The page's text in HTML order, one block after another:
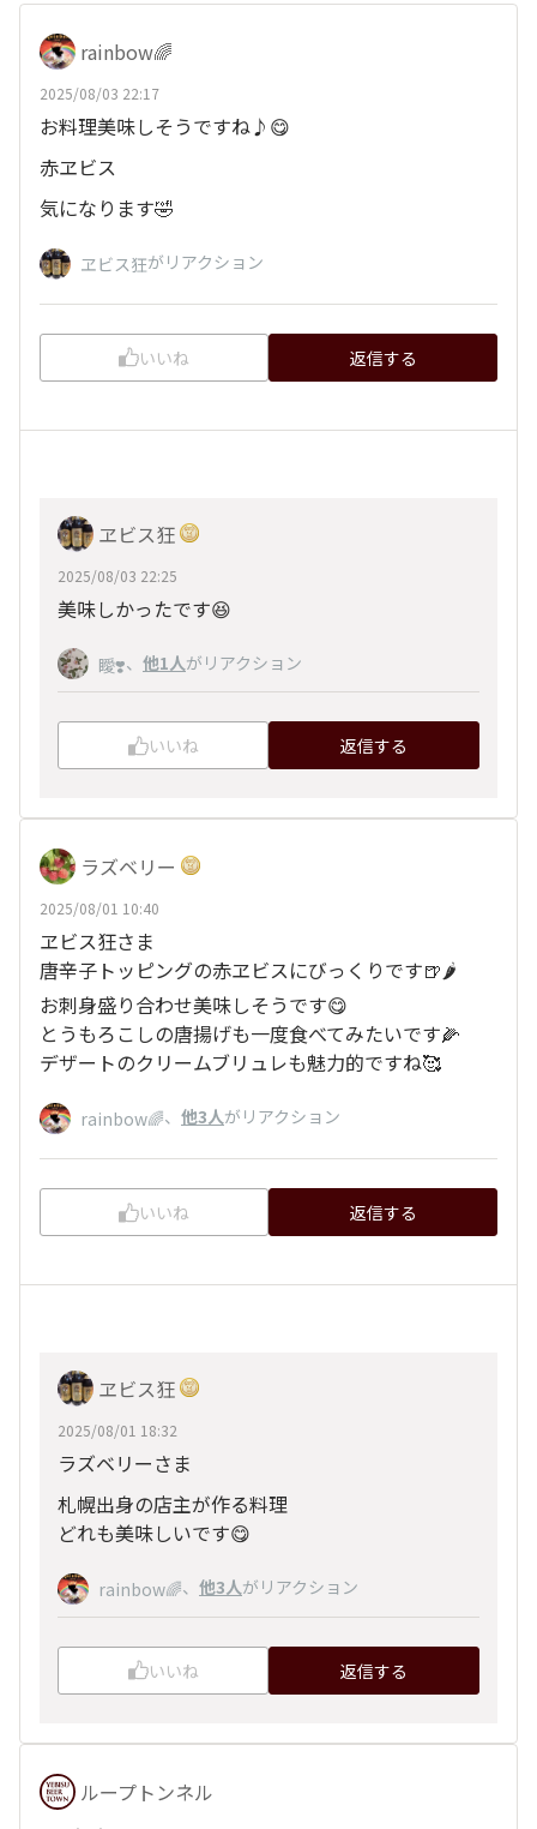
rainbow🌈
2025/08/03 22:17
お料理美味しそうですね♪😋
赤ヱビス
気になります🤣
ヱビス狂がリアクション
いいね 返信する
ヱビス狂
2025/08/03 22:25
美味しかったです😆
瞹❣️、 他1人がリアクション
いいね 返信する
ラズベリー
2025/08/01 10:40
ヱビス狂さま
唐辛子トッピングの赤ヱビスにびっくりです🍺🌶️
お刺身盛り合わせ美味しそうです😋
とうもろこしの唐揚げも一度食べてみたいです🌽
デザートのクリームブリュレも魅力的ですね🥰
rainbow🌈、 他3人がリアクション
いいね 返信する
ヱビス狂
2025/08/01 18:32
ラズベリーさま
札幌出身の店主が作る料理
どれも美味しいです😋
rainbow🌈、 他3人がリアクション
いいね 返信する
ループトンネル